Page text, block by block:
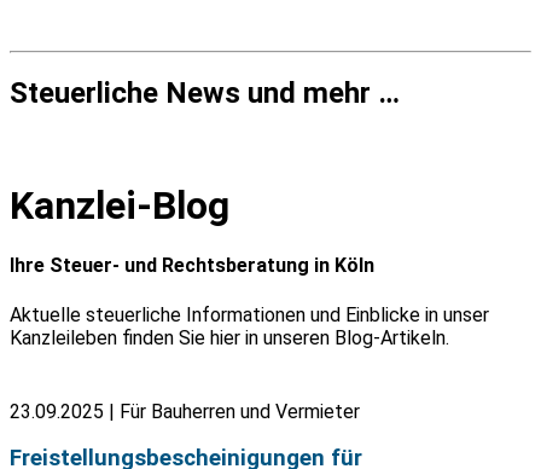
Steuerliche News und mehr …
Kanzlei-Blog
Ihre Steuer- und Rechtsberatung in Köln
Aktuelle steuerliche Informationen und Einblicke in unser
Kanzleileben finden Sie hier in unseren Blog-Artikeln.
23.09.2025 | Für Bauherren und Vermieter
Freistellungsbescheinigungen für